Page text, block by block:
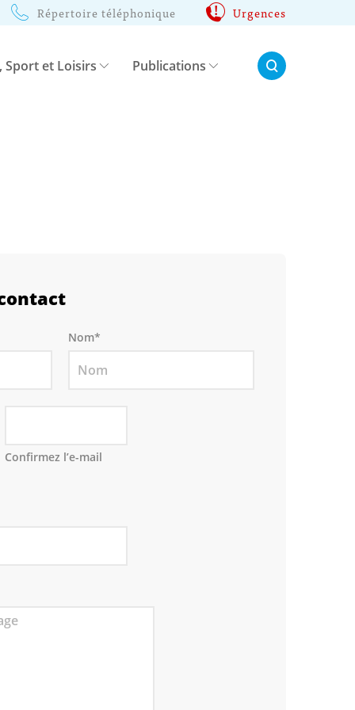
Répertoire téléphonique Urgences
Sport et Loisirs Publications Rechercher:
Nom*
Confirmez l’e-mail